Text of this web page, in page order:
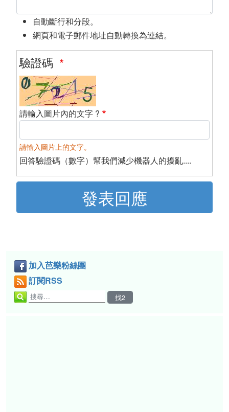
自動斷行和分段。
網頁和電子郵件地址自動轉換為連結。
驗證碼
請輸入圖片內的文字 ?
請輸入圖片上的文字。
回答驗證碼（數字）幫我們減少機器人的擾亂....
加入芭樂粉絲團
訂閱RSS